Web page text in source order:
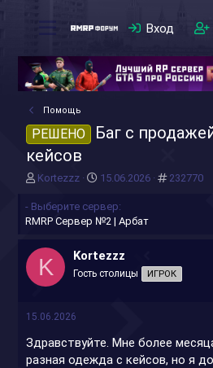
Вход
Помощь
РЕШЕНО
Баг с
кейсов
А
т
о
т
е
Kortezzz
Д
т
а
а
а
15.06.2026 #
232770
- Выберите сервер
RMRP Сервер №2 | Арбат
K Kortezzz
Гость столицы ИГРОК
15.06.2026
Здравствуйте. Мне более
разная одежда с кейсов, но я